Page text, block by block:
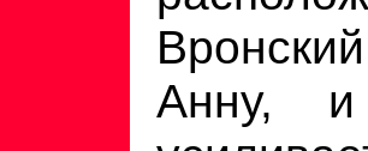
Анну,